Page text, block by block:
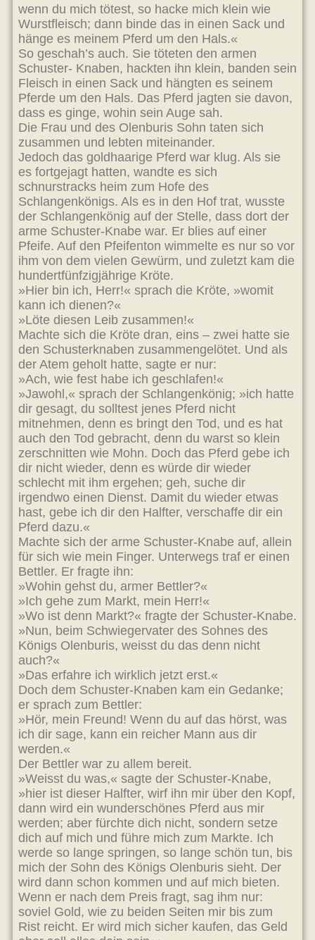
wenn du mich tötest, so hacke mich klein wie
Wurstfleisch; dann binde das in einen Sack und
hänge es meinem Pferd um den Hals.«
So geschah’s auch. Sie töteten den armen
Schuster- Knaben, hackten ihn klein, banden sein
Fleisch in einen Sack und hängten es seinem
Pferde um den Hals. Das Pferd jagten sie davon,
dass es ginge, wohin sein Auge sah.
Die Frau und des Olenburis Sohn taten sich
zusammen und lebten miteinander.
Jedoch das goldhaarige Pferd war klug. Als sie
es fortgejagt hatten, wandte es sich
schnurstracks heim zum Hofe des
Schlangenkönigs. Als es in den Hof trat, wusste
der Schlangenkönig auf der Stelle, dass dort der
arme Schuster-Knabe war. Er blies auf einer
Pfeife. Auf den Pfeifenton wimmelte es nur so vor
ihm von dem vielen Gewürm, und zuletzt kam die
hundertfünfzigjährige Kröte.
»Hier bin ich, Herr!« sprach die Kröte, »womit
kann ich dienen?«
»Löte diesen Leib zusammen!«
Machte sich die Kröte dran, eins – zwei hatte sie
den Schusterknaben zusammengelötet. Und als
der Atem geholt hatte, sagte er nur:
»Ach, wie fest habe ich geschlafen!«
»Jawohl,« sprach der Schlangenkönig; »ich hatte
dir gesagt, du solltest jenes Pferd nicht
mitnehmen, denn es bringt den Tod, und es hat
auch den Tod gebracht, denn du warst so klein
zerschnitten wie Mohn. Doch das Pferd gebe ich
dir nicht wieder, denn es würde dir wieder
schlecht mit ihm ergehen; geh, suche dir
irgendwo einen Dienst. Damit du wieder etwas
hast, gebe ich dir den Halfter, verschaffe dir ein
Pferd dazu.«
Machte sich der arme Schuster-Knabe auf, allein
für sich wie mein Finger. Unterwegs traf er einen
Bettler. Er fragte ihn:
»Wohin gehst du, armer Bettler?«
»Ich gehe zum Markt, mein Herr!«
»Wo ist denn Markt?« fragte der Schuster-Knabe.
»Nun, beim Schwiegervater des Sohnes des
Königs Olenburis, weisst du das denn nicht
auch?«
»Das erfahre ich wirklich jetzt erst.«
Doch dem Schuster-Knaben kam ein Gedanke;
er sprach zum Bettler:
»Hör, mein Freund! Wenn du auf das hörst, was
ich dir sage, kann ein reicher Mann aus dir
werden.«
Der Bettler war zu allem bereit.
»Weisst du was,« sagte der Schuster-Knabe,
»hier ist dieser Halfter, wirf ihn mir über den Kopf,
dann wird ein wunderschönes Pferd aus mir
werden; aber fürchte dich nicht, sondern setze
dich auf mich und führe mich zum Markte. Ich
werde so lange springen, so lange schön tun, bis
mich der Sohn des Königs Olenburis sieht. Der
wird dann schon kommen und auf mich bieten.
Wenn er nach dem Preis fragt, sag ihm nur:
soviel Gold, wie zu beiden Seiten mir bis zum
Rist reicht. Er wird mich sicher kaufen, das Geld